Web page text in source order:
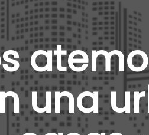
una